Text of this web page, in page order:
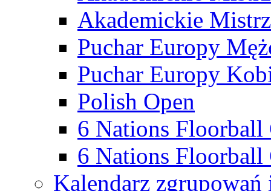
Akademickie
Puchar Europy
Puchar Europy
Polish Open
6 Nations Floorball
6 Nations Floorball
Kalendarz